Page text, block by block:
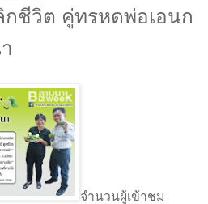
กชีวิต คู่ทรหดพ่อเอนก
จำนวนผู้เข้าชม